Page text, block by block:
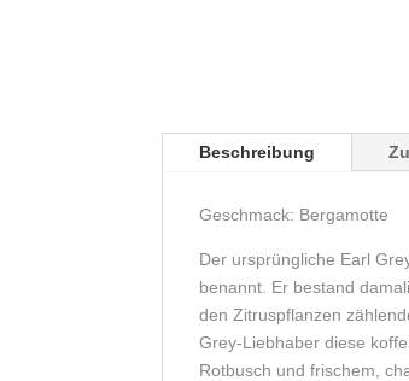
Beschreibung
Geschmack: Bergamotte
Der ursprüngliche Earl
benannt. Er bestand
den Zitruspflanzen
Grey-Liebhaber diese
Rotbusch und frischem,